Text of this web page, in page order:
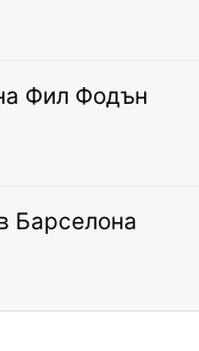
Фил Фодън
Барселона